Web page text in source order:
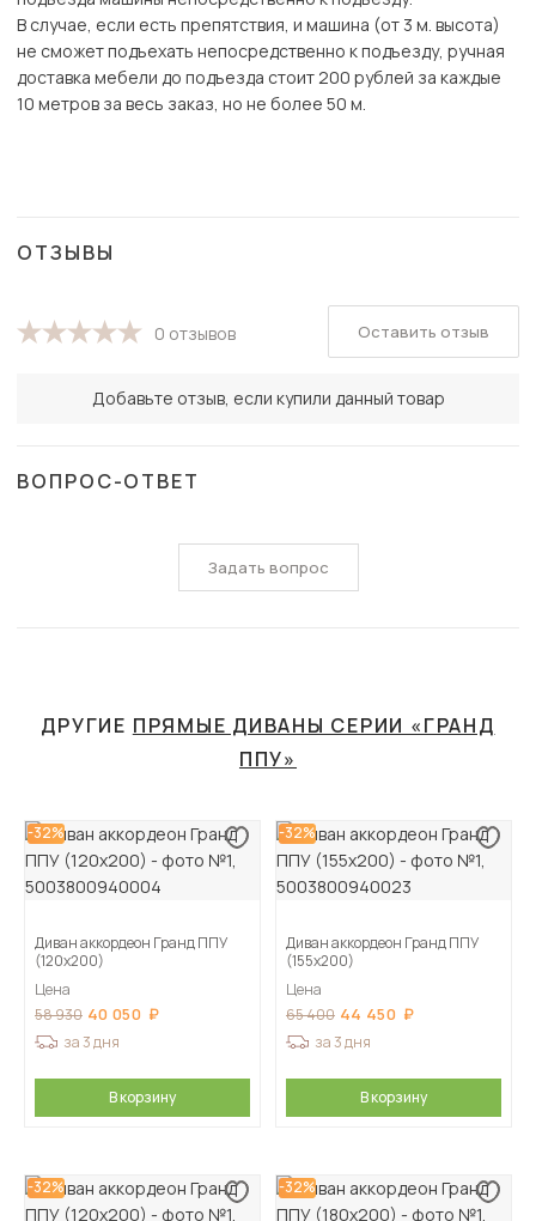
В случае, если есть препятствия, и машина (от 3 м. высота)
не сможет подъехать непосредственно к подъезду, ручная
доставка мебели до подъезда стоит 200 рублей за каждые
10 метров за весь заказ, но не более 50 м.
ОТЗЫВЫ
0 отзывов
Добавьте отзыв, если купили данный товар
Оставить отзыв
ВОПРОС-ОТВЕТ
Задать вопрос
ДРУГИЕ ПРЯМЫЕ ДИВАНЫ СЕРИИ «ГРАНД
ППУ»
-32%
Диван аккордеон Гранд ППУ
(120х200)
Цена
58 930 40 050
за 3 дня
В корзину
-32%
Диван аккордеон Гранд ППУ
(155х200)
Цена
65 400 44 450
за 3 дня
В корзину
-32% -32%